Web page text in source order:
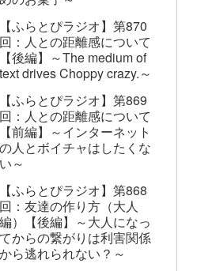
【ふらとぴラジオ】第870
回：人との距離感について
【後編】～The medium of
text drives Choppy crazy.～
【ふらとぴラジオ】第869
回：人との距離感について
【前編】～インターネット
の人とボイチャはしたくな
い～
【ふらとぴラジオ】第868
回：友達の作り方（大人
編）【後編】～大人になっ
てからの繋がりは利害関係
から逃れられない？～